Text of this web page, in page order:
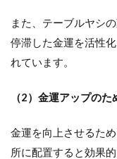
また、テーブルヤシ
停滞した金運を活性
れています。
（2）金運アップの
金運を向上させるた
所に配置すると効果的